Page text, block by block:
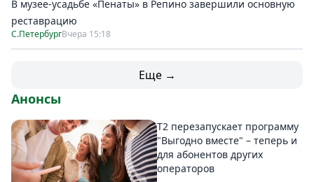
В музее-усадьбе «Пенаты» в Репино завершили основную
реставрацию
С.ПетербургВчера 15:18
Еще →
Анонсы
Т2 перезапускает программу
"Выгодно вместе" – теперь и
для абонентов других
операторов